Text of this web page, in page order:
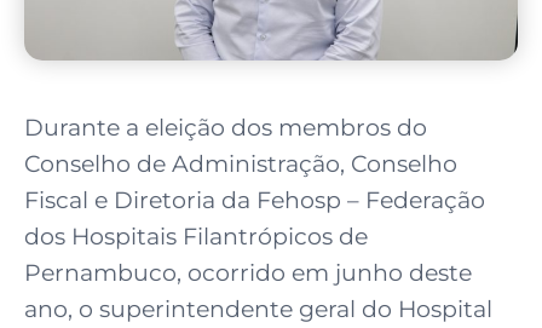
Durante a eleição dos membros do
Conselho de Administração, Conselho
Fiscal e Diretoria da Fehosp – Federação
dos Hospitais Filantrópicos de
Pernambuco, ocorrido em junho deste
ano, o superintendente geral do Hospital